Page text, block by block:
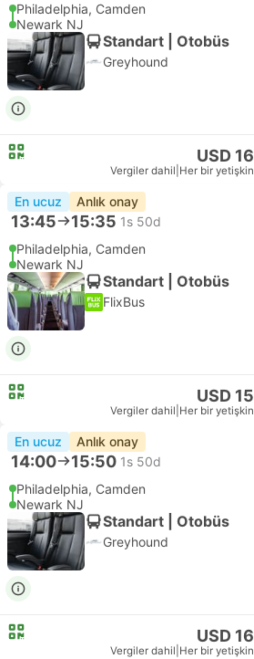
Philadelphia, Camden
Newark NJ
Standart | Otobüs
Greyhound
USD 16
Vergiler dahil Her bir yetişkin
En ucuz Anlık onay
13:45 15:35 1s 50d
Philadelphia, Camden
Newark NJ
Standart | Otobüs
FlixBus
USD 15
Vergiler dahil Her bir yetişkin
En ucuz Anlık onay
14:00 15:50 1s 50d
Philadelphia, Camden
Newark NJ
Standart | Otobüs
Greyhound
USD 16
Vergiler dahil Her bir yetişkin